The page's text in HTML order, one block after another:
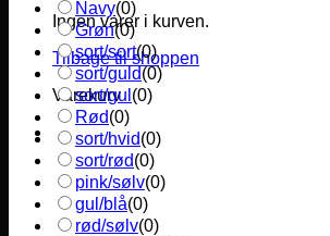
Ingen varer i kurven.
Tilbage til shoppen
Varekurv
Navy(0)
Grøn(0)
sort/sort(0)
sort/guld(0)
sort/gul (0)
Rød(0)
sort/hvid(0)
sort/rød(0)
pink/sølv(0)
gul/blå(0)
rød/sølv(0)